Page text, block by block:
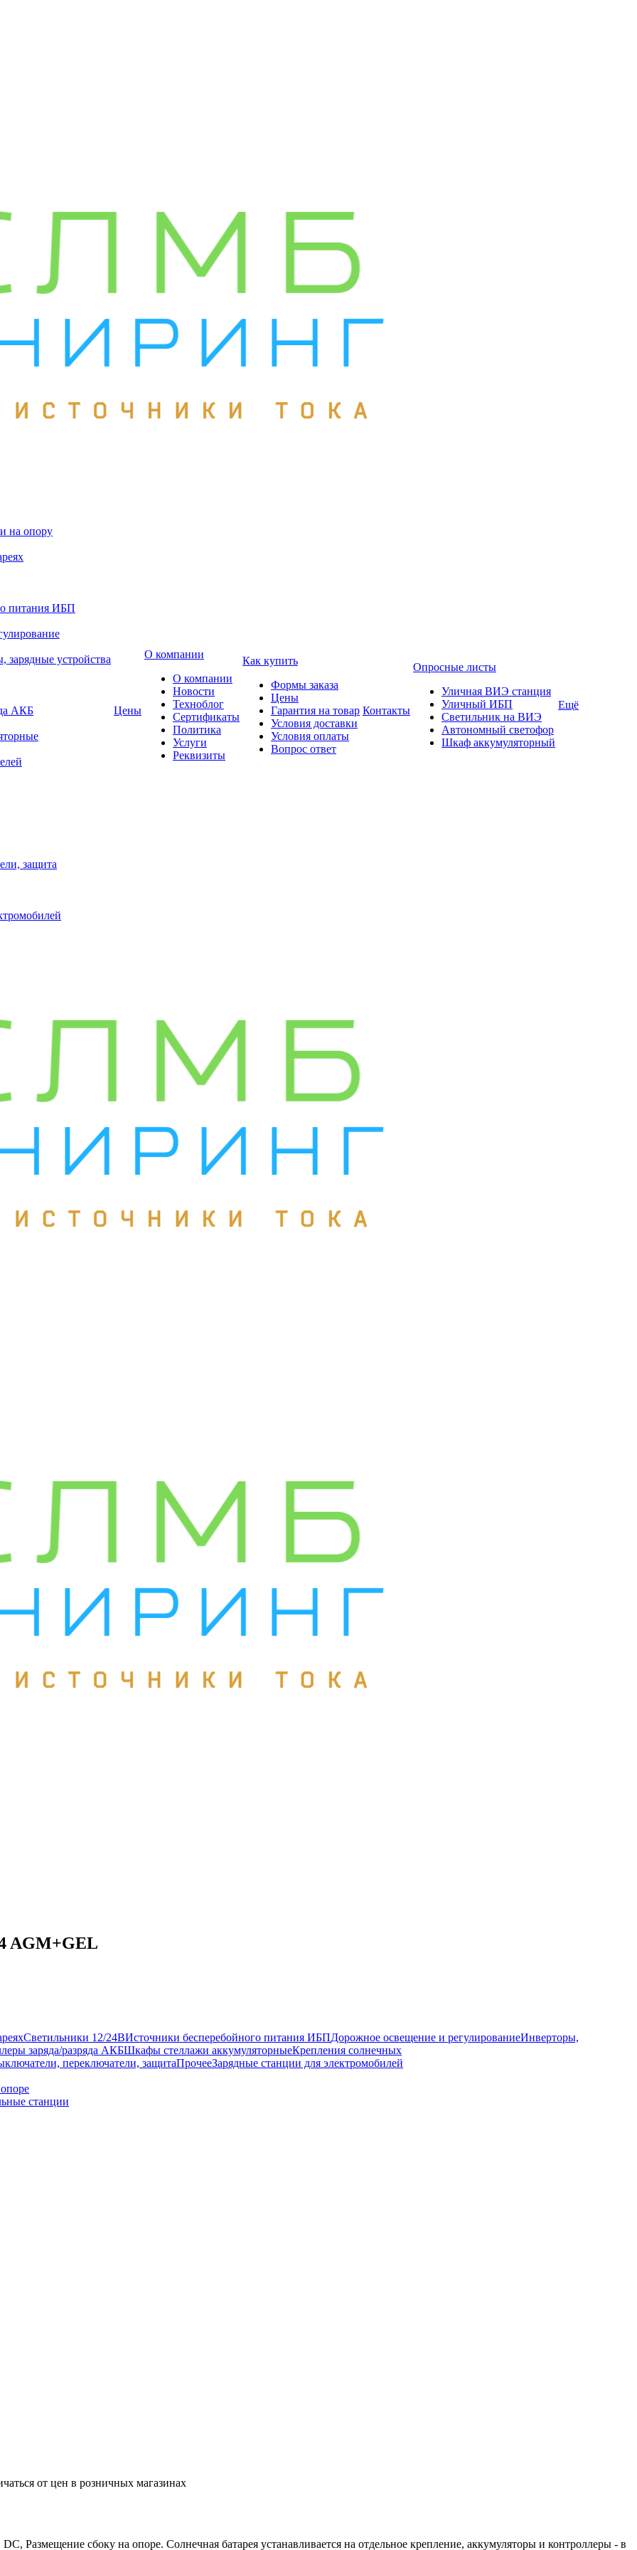
на опору
питания ИБП
зарядные устройства
АКБ
защита
Цены
О компании
О компании
Новости
Техноблог
Сертификаты
Политика
Услуги
Реквизиты
Как купить
Формы заказа
Цены
Гарантия на товар
Условия доставки
Условия оплаты
Вопрос ответ
Контакты
Опросные листы
Уличная ВИЭ станция
Уличный ИБП
Светильник на ВИЭ
Автономный светофор
Шкаф аккумуляторный
Ещё
AGM+GEL
Светильники 12/24ВИсточники бесперебойного питания ИБПДорожное освещение и регулированиеИнверторы,
заряда/разряда АКБШкафы стеллажи аккумуляторныеКрепления солнечных
переключатели, защитаПрочееЗарядные станции для электромобилей
станции
от цен в розничных магазинах
Размещение сбоку на опоре. Солнечная батарея устанавливается на отдельное крепление, аккумуляторы и контроллеры - в